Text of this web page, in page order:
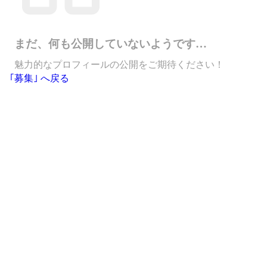
まだ、何も公開していないようです…
魅力的なプロフィールの公開をご期待ください！
｢募集｣ へ戻る